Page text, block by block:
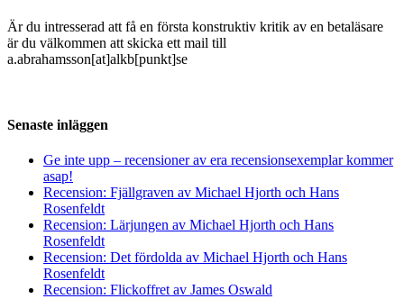
Är du intresserad att få en första konstruktiv kritik av en betaläsare
är du välkommen att skicka ett mail till
a.abrahamsson[at]alkb[punkt]se
Senaste inläggen
Ge inte upp – recensioner av era recensionsexemplar kommer
asap!
Recension: Fjällgraven av Michael Hjorth och Hans
Rosenfeldt
Recension: Lärjungen av Michael Hjorth och Hans
Rosenfeldt
Recension: Det fördolda av Michael Hjorth och Hans
Rosenfeldt
Recension: Flickoffret av James Oswald